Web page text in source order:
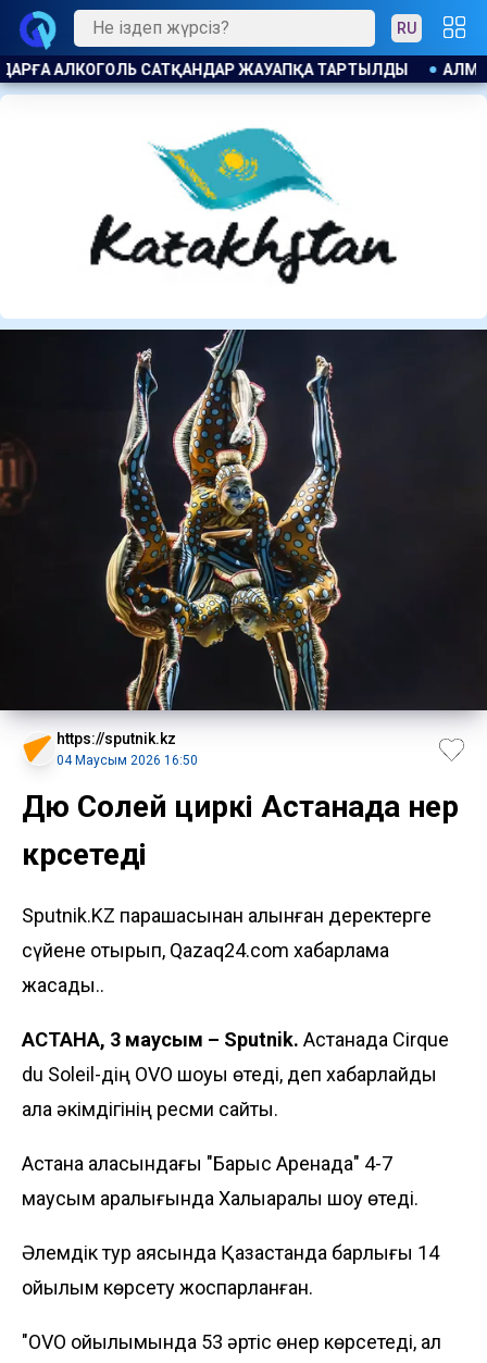
RU
АЛМАТЫ ПОЛИЦИЯСЫ КАНЬЕ УЭСТТІҢ
https://sputnik.kz
04 Маусым 2026 16:50
Дю Солей циркі Астанада өнер
көрсетеді
Sputnik.KZ парақшасынан алынған деректерге
сүйене отырып, Qazaq24.com хабарлама
жасады..
АСТАНА, 3 маусым – Sputnik. Астанада Cirque
du Soleil-дің OVO шоуы өтеді, деп хабарлайды
қала әкімдігінің ресми сайты.
Астана қаласындағы "Барыс Аренада" 4-7
маусым аралығында Халықаралық шоу өтеді.
Әлемдік тур аясында Қазақстанда барлығы 14
қойылым көрсету жоспарланған.
"OVO қойылымында 53 әртіс өнер көрсетеді, ал